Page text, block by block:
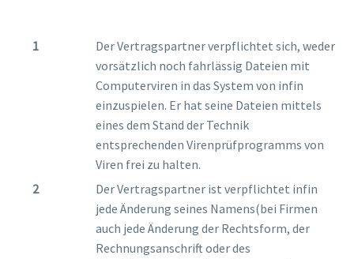
Der Vertragspartner verpflichtet sich, weder
vorsätzlich noch fahrlässig Dateien mit
Computerviren in das System von infin
einzuspielen. Er hat seine Dateien mittels
eines dem Stand der Technik
entsprechenden Virenprüfprogramms von
Viren frei zu halten.
Der Vertragspartner ist verpflichtet infin
jede Änderung seines Namens(bei Firmen
auch jede Änderung der Rechtsform, der
Rechnungsanschrift oder des